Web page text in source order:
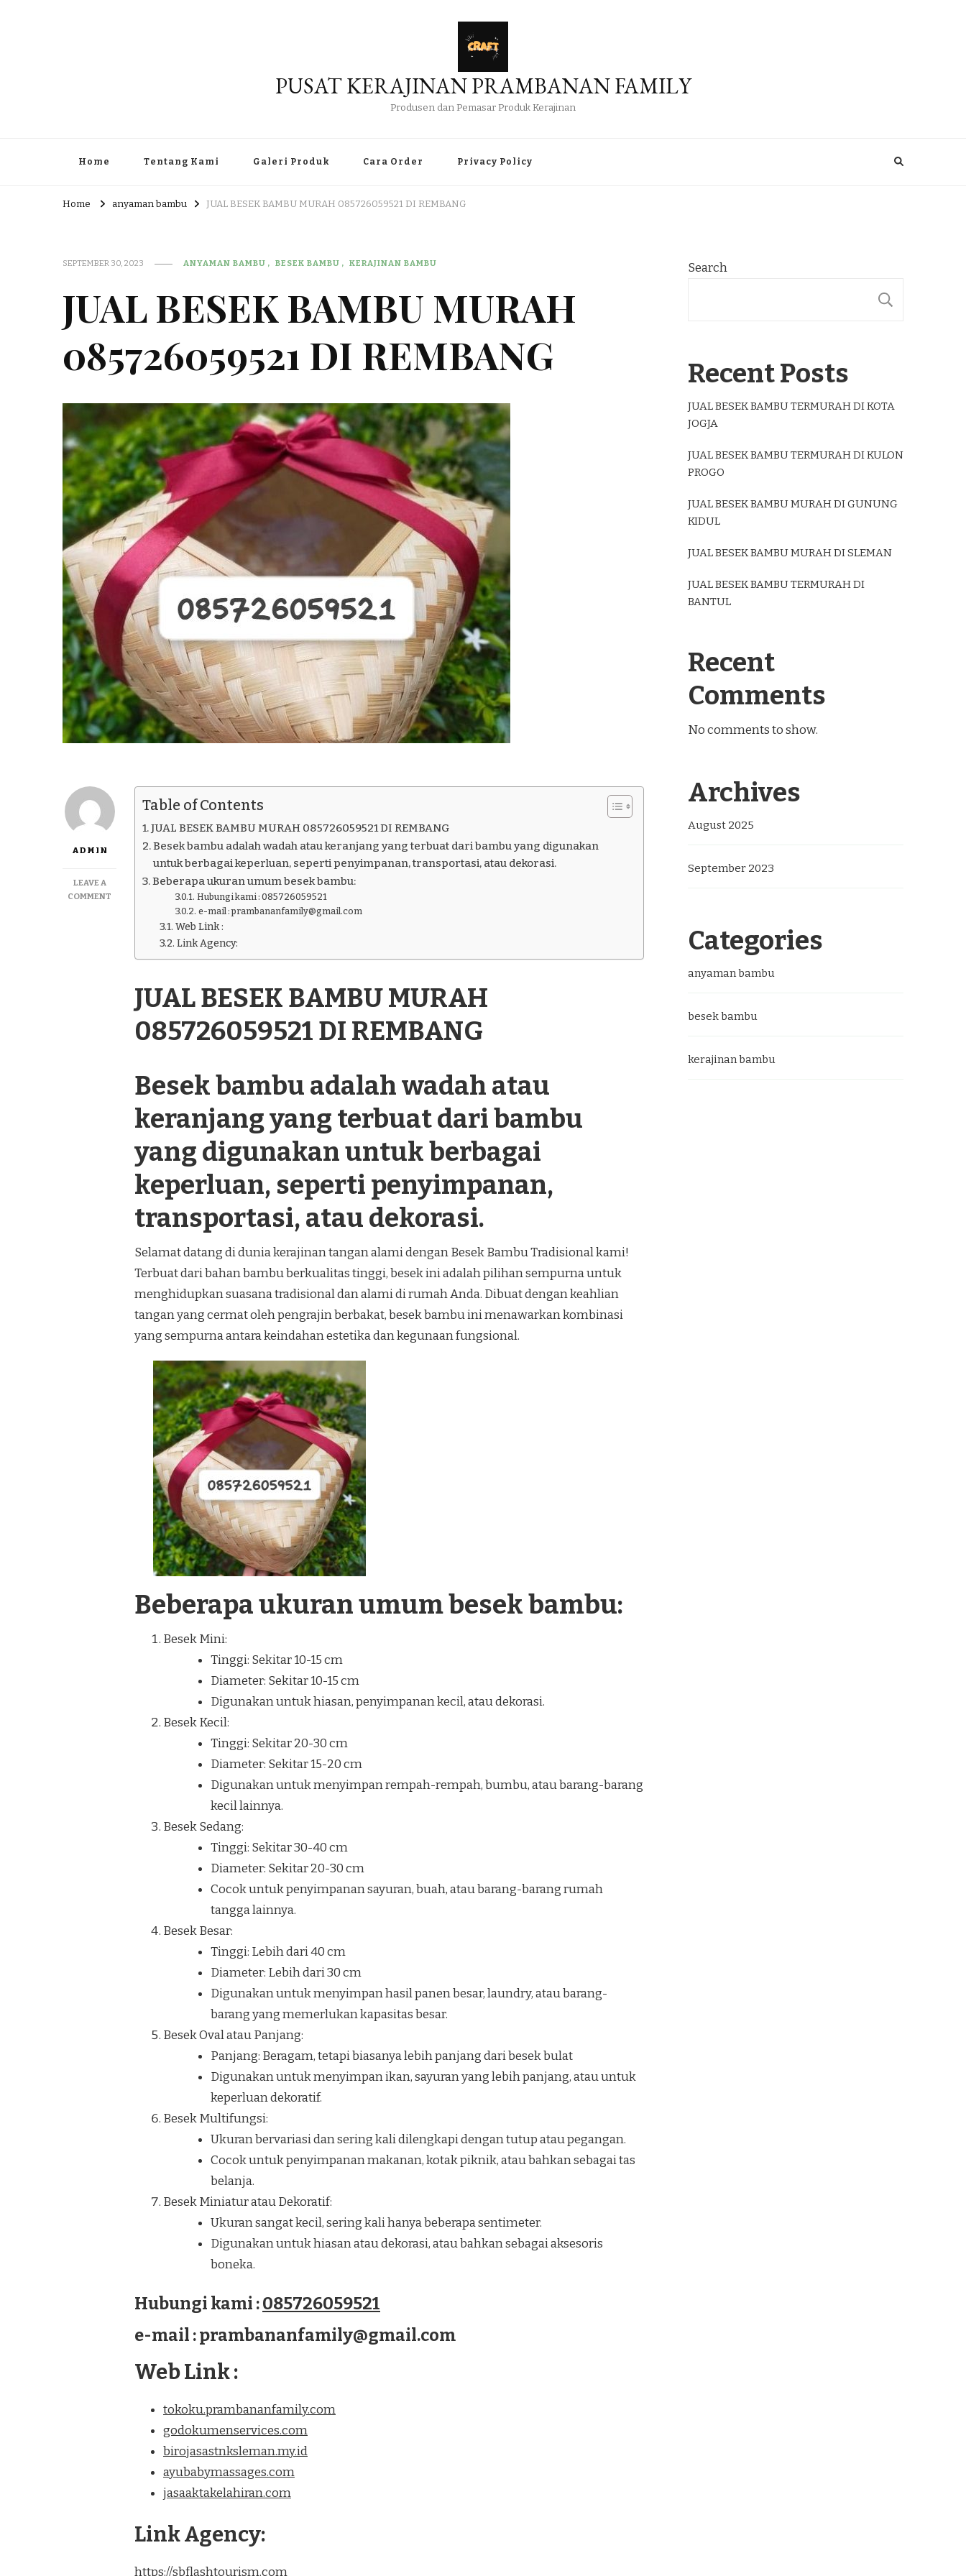
PUSAT KERAJINAN PRAMBANAN FAMILY
Produsen dan Pemasar Produk Kerajinan
Home Tentang Kami Galeri Produk Cara Order Privacy Policy
Home anyaman bambu JUAL BESEK BAMBU MURAH 085726059521 DI REMBANG
SEPTEMBER 30, 2023 ANYAMAN BAMBU BESEK BAMBU KERAJINAN BAMBU
JUAL BESEK BAMBU MURAH
085726059521 DI REMBANG
ADMIN
LEAVE A
COMMENT
REMBANG
Table of Contents
JUAL BESEK BAMBU MURAH 085726059521 DI REMBANG
Besek bambu adalah wadah atau keranjang yang terbuat dari bambu yang digunakan
untuk berbagai keperluan, seperti penyimpanan, transportasi, atau dekorasi.
Beberapa ukuran umum besek bambu:
Hubungi kami : 085726059521
e-mail : prambananfamily@gmail.com
Web Link :
Link Agency:
JUAL BESEK BAMBU MURAH
085726059521 DI REMBANG
Besek bambu adalah wadah atau
keranjang yang terbuat dari bambu
yang digunakan untuk berbagai
keperluan, seperti penyimpanan,
transportasi, atau dekorasi.
Selamat datang di dunia kerajinan tangan alami dengan Besek Bambu Tradisional kami!
Terbuat dari bahan bambu berkualitas tinggi, besek ini adalah pilihan sempurna untuk
menghidupkan suasana tradisional dan alami di rumah Anda. Dibuat dengan keahlian
tangan yang cermat oleh pengrajin berbakat, besek bambu ini menawarkan kombinasi
yang sempurna antara keindahan estetika dan kegunaan fungsional.
Beberapa ukuran umum besek bambu:
Besek Mini:
Tinggi: Sekitar 10-15 cm
Diameter: Sekitar 10-15 cm
Digunakan untuk hiasan, penyimpanan kecil, atau dekorasi.
Besek Kecil:
Tinggi: Sekitar 20-30 cm
Diameter: Sekitar 15-20 cm
Digunakan untuk menyimpan rempah-rempah, bumbu, atau barang-barang
kecil lainnya.
Besek Sedang:
Tinggi: Sekitar 30-40 cm
Diameter: Sekitar 20-30 cm
Cocok untuk penyimpanan sayuran, buah, atau barang-barang rumah
tangga lainnya.
Besek Besar:
Tinggi: Lebih dari 40 cm
Diameter: Lebih dari 30 cm
Digunakan untuk menyimpan hasil panen besar, laundry, atau barang-
barang yang memerlukan kapasitas besar.
Besek Oval atau Panjang:
Panjang: Beragam, tetapi biasanya lebih panjang dari besek bulat
Digunakan untuk menyimpan ikan, sayuran yang lebih panjang, atau untuk
keperluan dekoratif.
Besek Multifungsi:
Ukuran bervariasi dan sering kali dilengkapi dengan tutup atau pegangan.
Cocok untuk penyimpanan makanan, kotak piknik, atau bahkan sebagai tas
belanja.
Besek Miniatur atau Dekoratif:
Ukuran sangat kecil, sering kali hanya beberapa sentimeter.
Digunakan untuk hiasan atau dekorasi, atau bahkan sebagai aksesoris
boneka.
Hubungi kami :085726059521
e-mail : prambananfamily@gmail.com
Web Link :
tokoku.prambananfamily.com
godokumenservices.com
birojasastnksleman.my.id
ayubabymassages.com
jasaaktakelahiran.com
Link Agency:
https://sbflashtourism.com
Search
Recent Posts
JUAL BESEK BAMBU TERMURAH DI KOTA
JOGJA
JUAL BESEK BAMBU TERMURAH DI KULON
PROGO
JUAL BESEK BAMBU MURAH DI GUNUNG
KIDUL
JUAL BESEK BAMBU MURAH DI SLEMAN
JUAL BESEK BAMBU TERMURAH DI
BANTUL
Recent
Comments
No comments to show.
Archives
August 2025
September 2023
Categories
anyaman bambu
besek bambu
kerajinan bambu